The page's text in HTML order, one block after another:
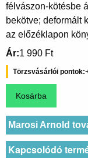
félvászon-kötésbe
bekötve; deformált
az előzéklapon
Ár 1 990 Ft
Törzsvásárlói pontok
Marosi Arnold
Kapcsolódó